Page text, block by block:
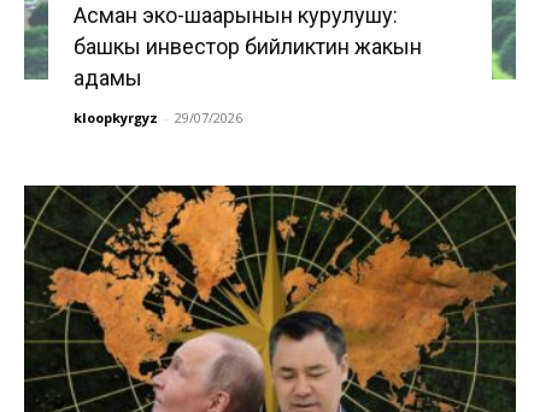
Асман эко-шаарынын курулушу:
башкы инвестор бийликтин жакын
адамы
kloopkyrgyz - 29/07/2026